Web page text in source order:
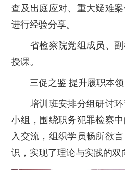
查及出庭应对、重大疑难
进行经验分享。
省检察院党组成员、
授课。
三促之鉴 提升履职本领
培训班安排分组研讨
小组，围绕职务犯罪检察
入交流，组织学员畅所欲
识，实现了理论与实践的双